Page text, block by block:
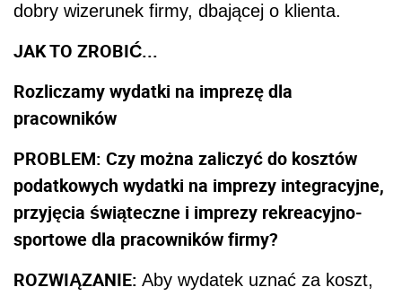
dobry wizerunek firmy, dbającej o klienta.
JAK TO ZROBIĆ...
Rozliczamy wydatki na imprezę dla
pracowników
PROBLEM: Czy można zaliczyć do kosztów
podatkowych wydatki na imprezy integracyjne,
przyjęcia świąteczne i imprezy rekreacyjno-
sportowe dla pracowników firmy?
ROZWIĄZANIE: Aby wydatek uznać za koszt,